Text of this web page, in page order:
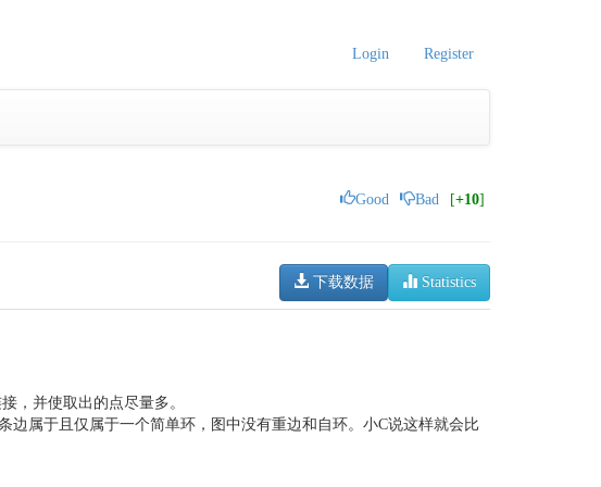
Login Register
Good Bad [+10]
Statistics
下载数据
，并使取出的点尽量多。
属于且仅属于一个简单环，图中没有重边和自环。小C说这样就会比